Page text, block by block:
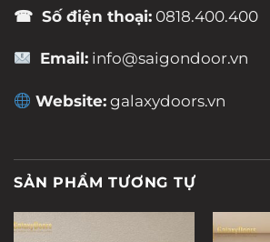
☎ Số điện thoại: 0818.400.400
Email: info@saigondoor.vn
Website: galaxydoors.vn
SẢN PHẨM TƯƠNG TỰ